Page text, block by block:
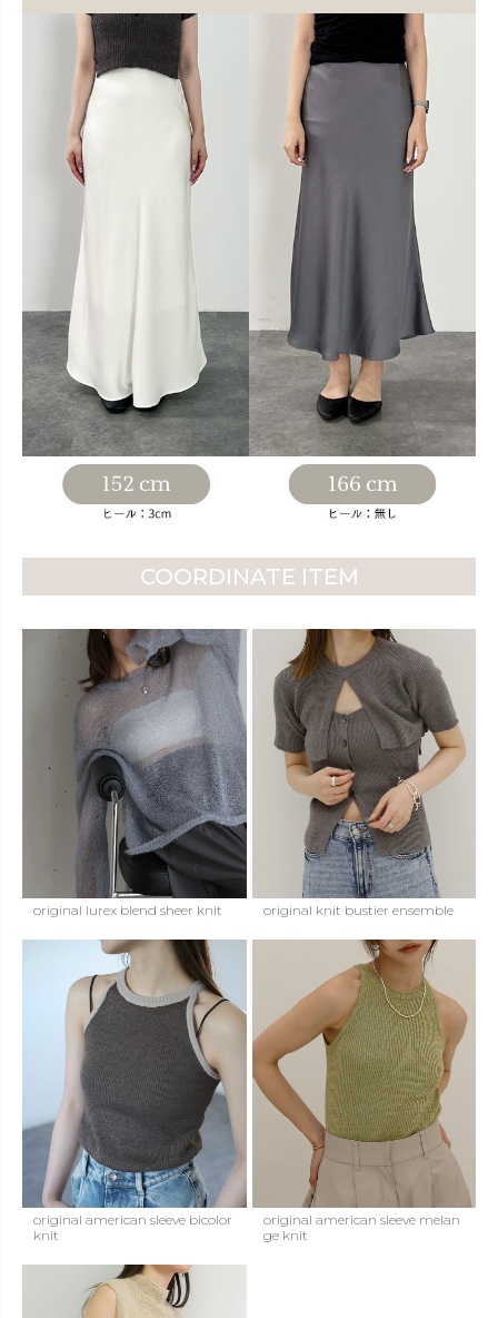
COORDINATE ITEM
original lurex blend sheer knit original knit bustier ensemble
original american sleeve bicolor
knit
original american sleeve melan
ge knit